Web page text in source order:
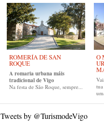
ROMERÍA DE SAN
ROQUE
A romaria urbana máis
tradicional de Vigo
Na festa de São Roque, sempre...
O
Tweets by @TurismodeVigo